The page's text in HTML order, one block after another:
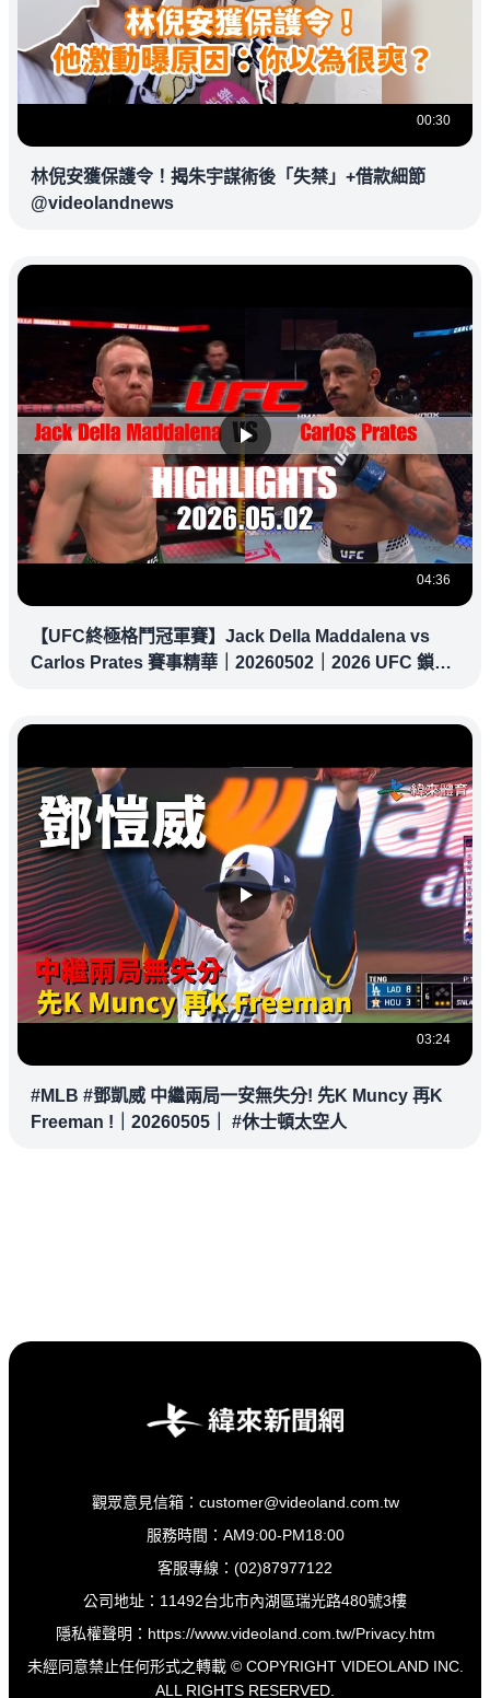
00:30
林倪安獲保護令！揭朱宇謀術後「失禁」+借款細節
@videolandnews
04:36
【UFC終極格鬥冠軍賽】Jack Della Maddalena vs
Carlos Prates 賽事精華｜20260502｜2026 UFC 鎖定
03:24
#MLB #鄧凱威 中繼兩局一安無失分! 先K Muncy 再K
Freeman !｜20260505｜ #休士頓太空人
觀眾意見信箱：customer@videoland.com.tw
服務時間：AM9:00-PM18:00
客服專線：(02)87977122
公司地址：11492台北市內湖區瑞光路480號3樓
隱私權聲明： https://www.videoland.com.tw/Privacy.htm
未經同意禁止任何形式之轉載 © COPYRIGHT VIDEOLAND INC.
ALL RIGHTS RESERVED.